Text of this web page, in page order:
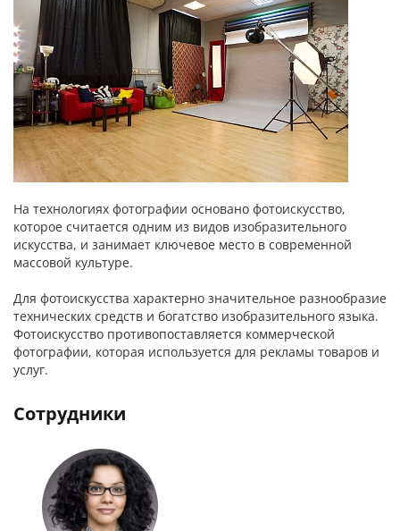
На технологиях фотографии основано фотоискусство,
которое считается одним из видов изобразительного
искусства, и занимает ключевое место в современной
массовой культуре.
Для фотоискусства характерно значительное разнообразие
технических средств и богатство изобразительного языка.
Фотоискусство противопоставляется коммерческой
фотографии, которая используется для рекламы товаров и
услуг.
Сотрудники